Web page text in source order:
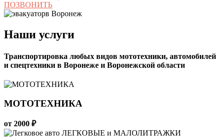
ПОЗВОНИТЬ
Наши услуги
Транспортировка любых видов мототехники, автомобилей
и спецтехники в Воронеже и Воронежской области
МОТОТЕХНИКА
от 2000 ₽